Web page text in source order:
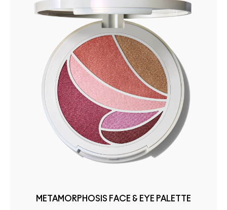
METAMORPHOSIS FACE & EYE PALETTE